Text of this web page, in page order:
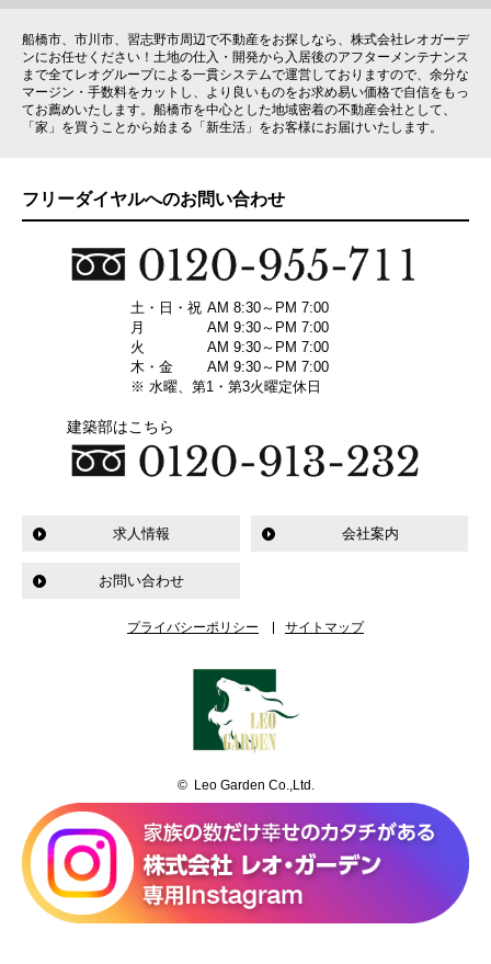
船橋市、市川市、習志野市周辺で不動産をお探しなら、株式会社レオガーデ
ンにお任せください！土地の仕入・開発から入居後のアフターメンテナンス
まで全てレオグループによる一貫システムで運営しておりますので、余分な
マージン・手数料をカットし、より良いものをお求め易い価格で自信をもっ
てお薦めいたします。船橋市を中心とした地域密着の不動産会社として、
「家」を買うことから始まる「新生活」をお客様にお届けいたします。
フリーダイヤルへのお問い合わせ
土・日・祝 AM 8:30～PM 7:00
月
AM 9:30～PM 7:00
火
AM 9:30～PM 7:00
木・金
AM 9:30～PM 7:00
※ 水曜、第1・第3火曜定休日
建築部はこちら
求人情報 会社案内
お問い合わせ
プライバシーポリシー サイトマップ
© Leo Garden Co.,Ltd.